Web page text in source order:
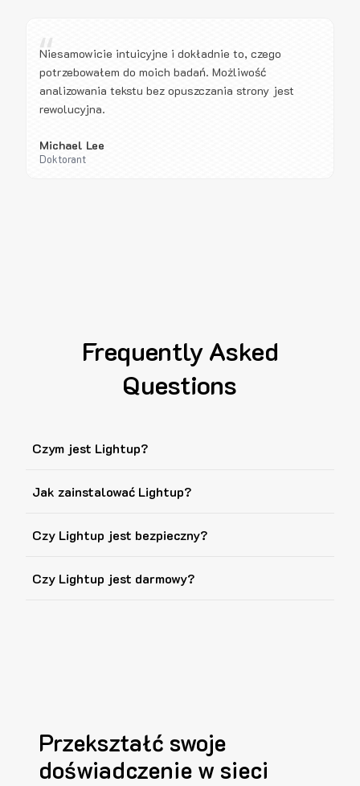
“
Niesamowicie intuicyjne i dokładnie to, czego
potrzebowałem do moich badań. Możliwość
analizowania tekstu bez opuszczania strony jest
rewolucyjna.
Michael Lee
Doktorant
Frequently Asked
Questions
Czym jest Lightup?
Jak zainstalować Lightup?
Czy Lightup jest bezpieczny?
Czy Lightup jest darmowy?
Przekształć swoje
doświadczenie w sieci